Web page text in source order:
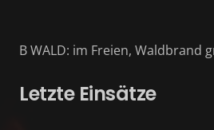
B WALD: im Freien, Waldbrand
Letzte Einsätze